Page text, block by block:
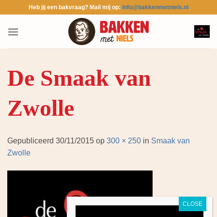
inhoud
Heb jij een bakvraag? Mail mij op: info@bakkenmetniels.nl
De Smaak van
Zwolle
Gepubliceerd 30/11/2015 op 300 × 250 in Smaak van
Zwolle